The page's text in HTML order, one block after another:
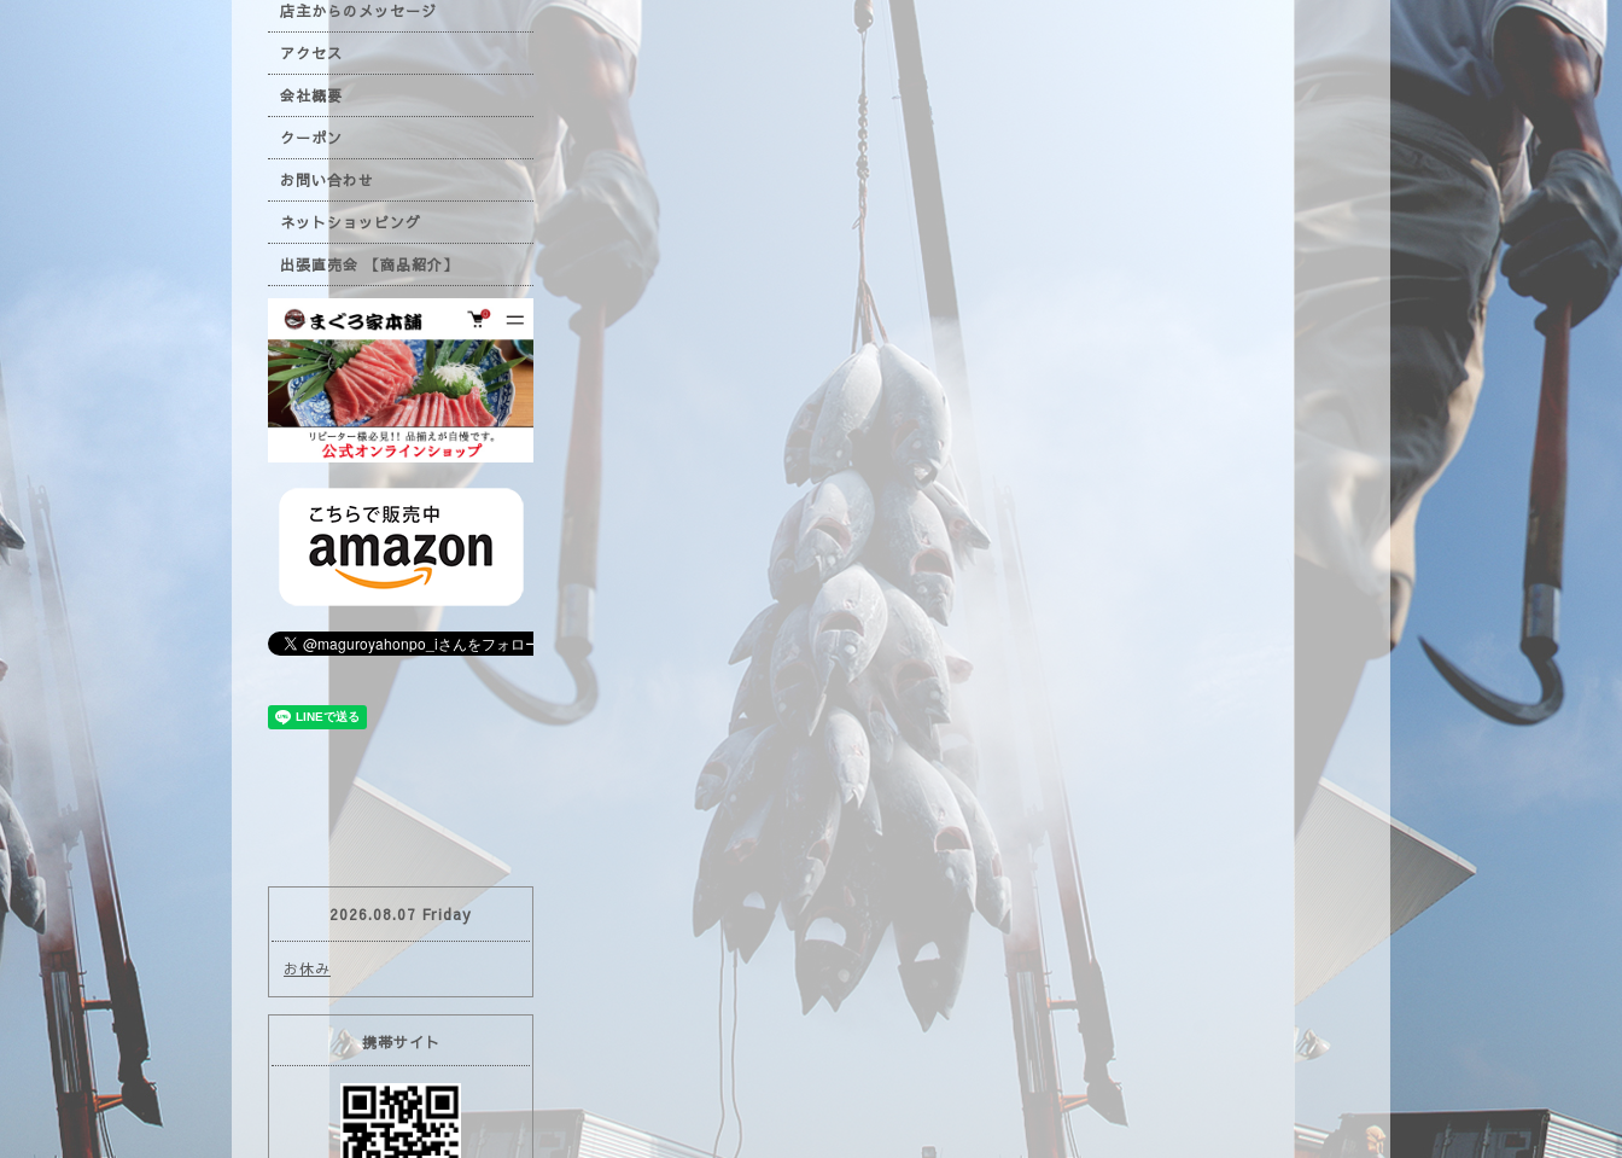
店主からのメッセージ
アクセス
会社概要
クーポン
お問い合わせ
ネットショッピング
出張直売会 【商品紹介】
2026.08.07 Friday
お休み
携帯サイト